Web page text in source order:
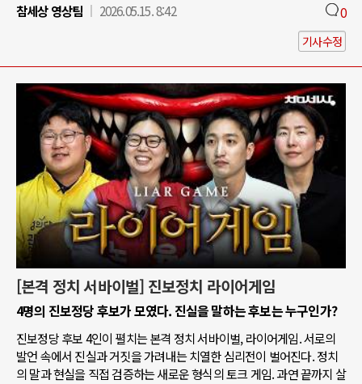
참세상 영상팀
2026.05.15. 8:42 0
기사수정
[본격 정치 서바이벌] 진보정치 라이어게임
4명의 진보정당 후보가 모였다. 진실을 말하는 후보는 누구인가?
진보정당 후보 4인이 펼치는 본격 정치 서바이벌, 라이어게임. 서로의
발언 속에서 진실과 거짓을 가려내는 치열한 심리전이 벌어진다. 정치
의 말과 현실을 직접 검증하는 새로운 형식의 토크 게임. 과연 끝까지 살